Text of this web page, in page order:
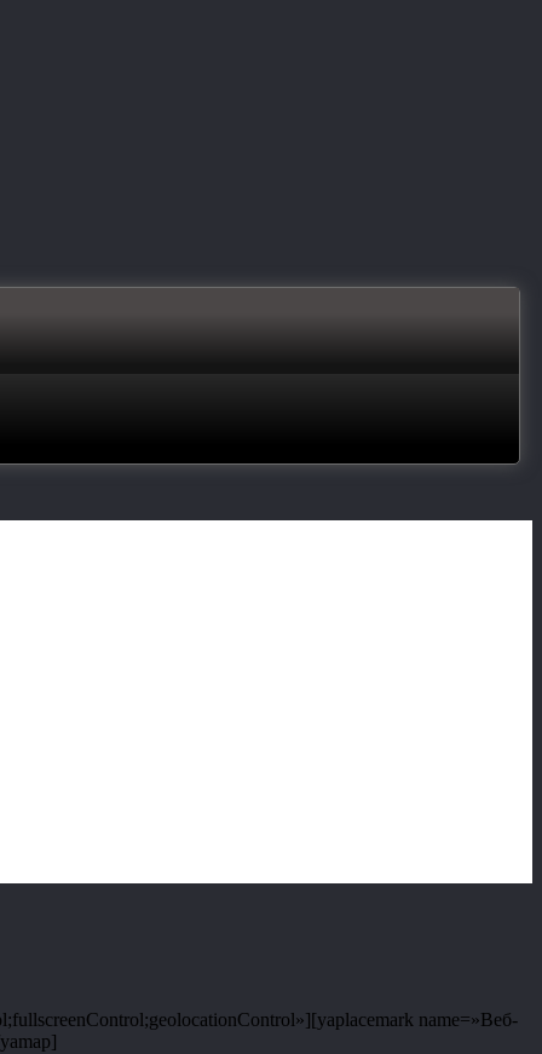
name=»Веб-